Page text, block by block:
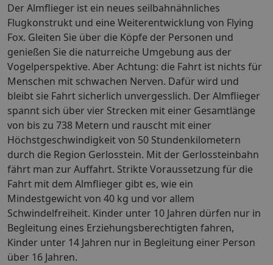
Der Almflieger ist ein neues seilbahnähnliches
Flugkonstrukt und eine Weiterentwicklung von Flying
Fox. Gleiten Sie über die Köpfe der Personen und
genießen Sie die naturreiche Umgebung aus der
Vogelperspektive. Aber Achtung: die Fahrt ist nichts für
Menschen mit schwachen Nerven. Dafür wird und
bleibt sie Fahrt sicherlich unvergesslich. Der Almflieger
spannt sich über vier Strecken mit einer Gesamtlänge
von bis zu 738 Metern und rauscht mit einer
Höchstgeschwindigkeit von 50 Stundenkilometern
durch die Region Gerlosstein. Mit der Gerlossteinbahn
fährt man zur Auffahrt. Strikte Voraussetzung für die
Fahrt mit dem Almflieger gibt es, wie ein
Mindestgewicht von 40 kg und vor allem
Schwindelfreiheit. Kinder unter 10 Jahren dürfen nur in
Begleitung eines Erziehungsberechtigten fahren,
Kinder unter 14 Jahren nur in Begleitung einer Person
über 16 Jahren.